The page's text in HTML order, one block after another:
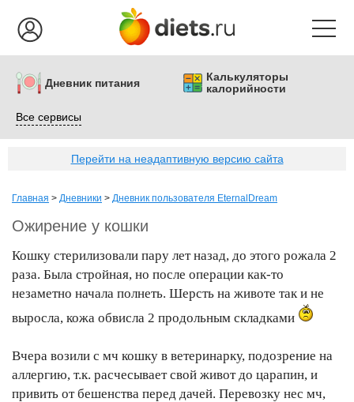
Дневник питания
Калькуляторы
калорийности
Все сервисы
Перейти на неадаптивную версию сайта
Главная > Дневники > Дневник пользователя EternalDream
Ожирение у кошки
Кошку стерилизовали пару лет назад, до этого рожала 2
раза. Была стройная, но после операции как-то
незаметно начала полнеть. Шерсть на животе так и не
выросла, кожа обвисла 2 продольным складками
Вчера возили с мч кошку в ветеринарку, подозрение на
аллергию, т.к. расчесывает свой живот до царапин, и
привить от бешенства перед дачей. Перевозку нес мч,